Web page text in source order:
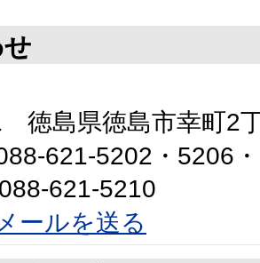
徳島県徳島市幸町2
621-5202・5206
621-5210
ールを送る